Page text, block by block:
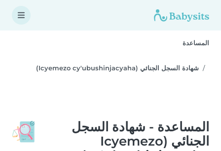
المساعدة
شهادة السجل الجنائي (Icyemezo cy'ubushinjacyaha)
المساعدة - شهادة السجل
الجنائي (Icyemezo